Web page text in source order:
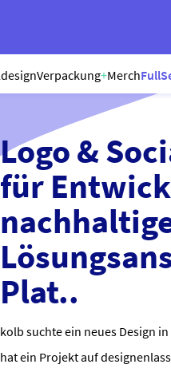
Verpackung+Merch
Logo &
für
Plat..
kolb suchte ein neues Design
hat ein Projekt auf